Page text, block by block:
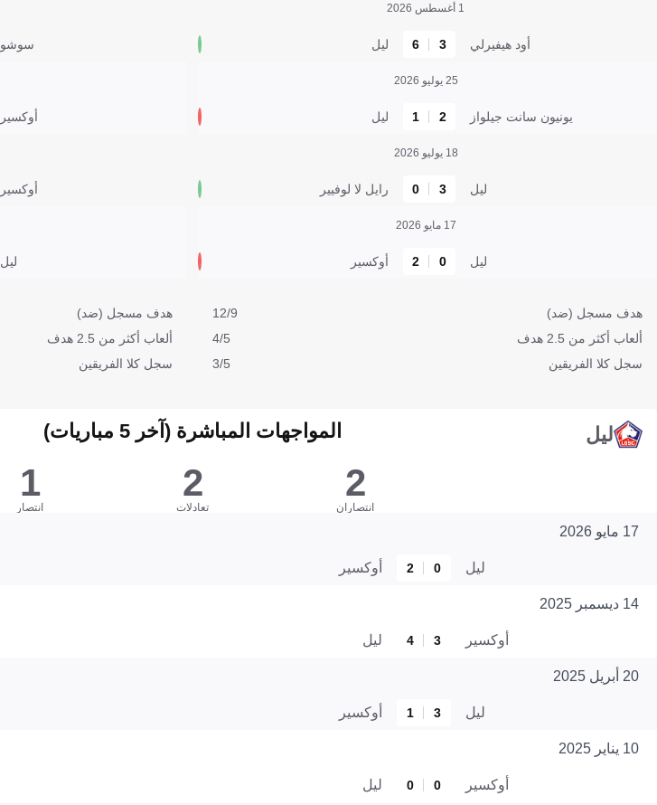
1 أغسطس 2026
أود هيفيرلي 3
6 ليل
25 يوليو 2026
يونيون سانت جيلواز 2
1 ليل
18 يوليو 2026
ليل 3
0 رايل لا لوفيير
17 مايو 2026
ليل 0
2 أوكسير
هدف مسجل (ضد)
12/9
ألعاب أكثر من 2.5 هدف
4/5
سجل كلا الفريقين
3/5
سوشو
أوكسير
أوكسير
ليل
هدف مسجل (ضد)
ألعاب أكثر من 2.5 هدف
سجل كلا الفريقين
ليل المواجهات المباشرة (آخر 5 مباريات)
2
انتصاران
2
تعادلات
1
انتصار
17 مايو 2026
ليل 0
2 أوكسير
14 ديسمبر 2025
أوكسير 3
4 ليل
20 أبريل 2025
ليل 3
1 أوكسير
10 يناير 2025
أوكسير 0
0 ليل